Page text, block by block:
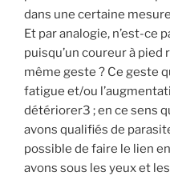
dans une certaine
Et par analogie, n’est-ce
puisqu’un coureur à
même geste ? Ce geste
fatigue et/ou
détériorer3 ; en ce sens
avons qualifiés de
possible de faire le lien
avons sous les yeux et